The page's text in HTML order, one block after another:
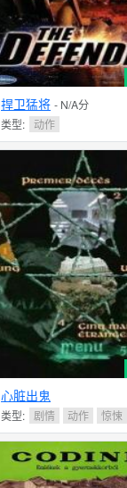
捍卫猛将 - N/A分
类型:
动作
心脏出鬼
类型: 剧情 动作 惊悚